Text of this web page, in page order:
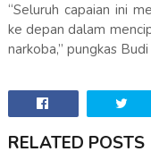
“Seluruh capaian ini
ke depan dalam
narkoba,” pungkas
RELATED POSTS